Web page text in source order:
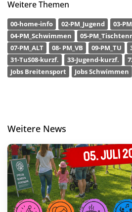
Weitere Themen
00-home-info 02-PM_Jugend
03-
04-PM_Schwimmen
05-
07-PM_ALT
08- PM_VB 09-PM_TU
31-TuS08-kurzf.
33-Jugend-kurzf.
Jobs Breitensport
Jobs Schwimmen
Weitere News